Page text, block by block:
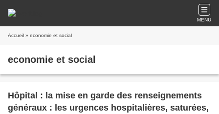
MENU
Accueil » economie et social
economie et social
Hôpital : la mise en garde des renseignements
généraux : les urgences hospitalières, saturées,